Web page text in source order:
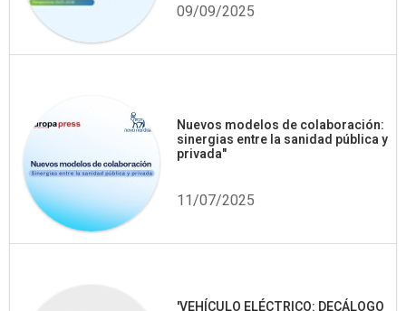
09/09/2025
Nuevos modelos de colaboración:
sinergias entre la sanidad pública y
privada"
11/07/2025
'VEHÍCULO ELÉCTRICO: DECÁLOGO